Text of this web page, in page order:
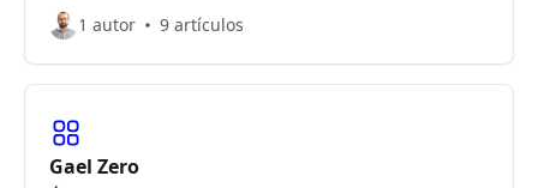
1 autor 9 artículos
Gael Zero